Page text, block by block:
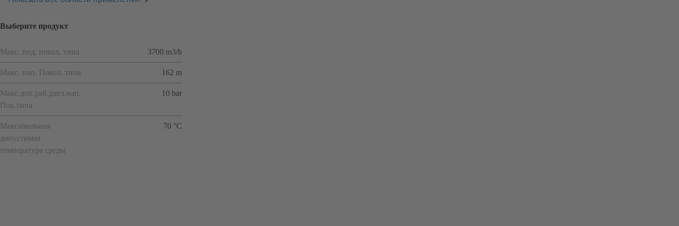
Выберите продукт
Макс. под. покол. типа 3700 m3/h
Макс. нап. Покол. типа 162 m
Макс.доп.раб.давл.нап.
Пок.типа
10 bar
Максимальная
допустимая
температура среды
70 °C